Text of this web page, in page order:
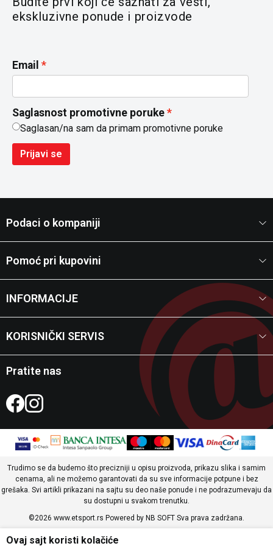
ekskluzivne ponude i proizvode
Email
Saglasnost promotivne poruke
Saglasan/na sam da primam promotivne poruke
Prijavi se
Podaci o kompaniji
Pomoć pri kupovini
INFORMACIJE
KORISNIČKI SERVIS
Pratite nas
Trudimo se da budemo što precizniji u opisu proizvoda, prikazu slika i samim
cenama, ali ne možemo garantovati da su sve informacije potpune i bez
grešaka. Svi artikli prikazani na sajtu su deo naše ponude i ne podrazumevaju da
su dostupni u svakom trenutku.
©2026 www.etsport.rs Powered by NB SOFT Sva prava zadržana.
Ovaj sajt koristi kolačiće